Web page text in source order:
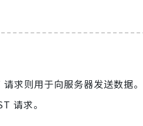
求则用于向服务器发送数据
请求。